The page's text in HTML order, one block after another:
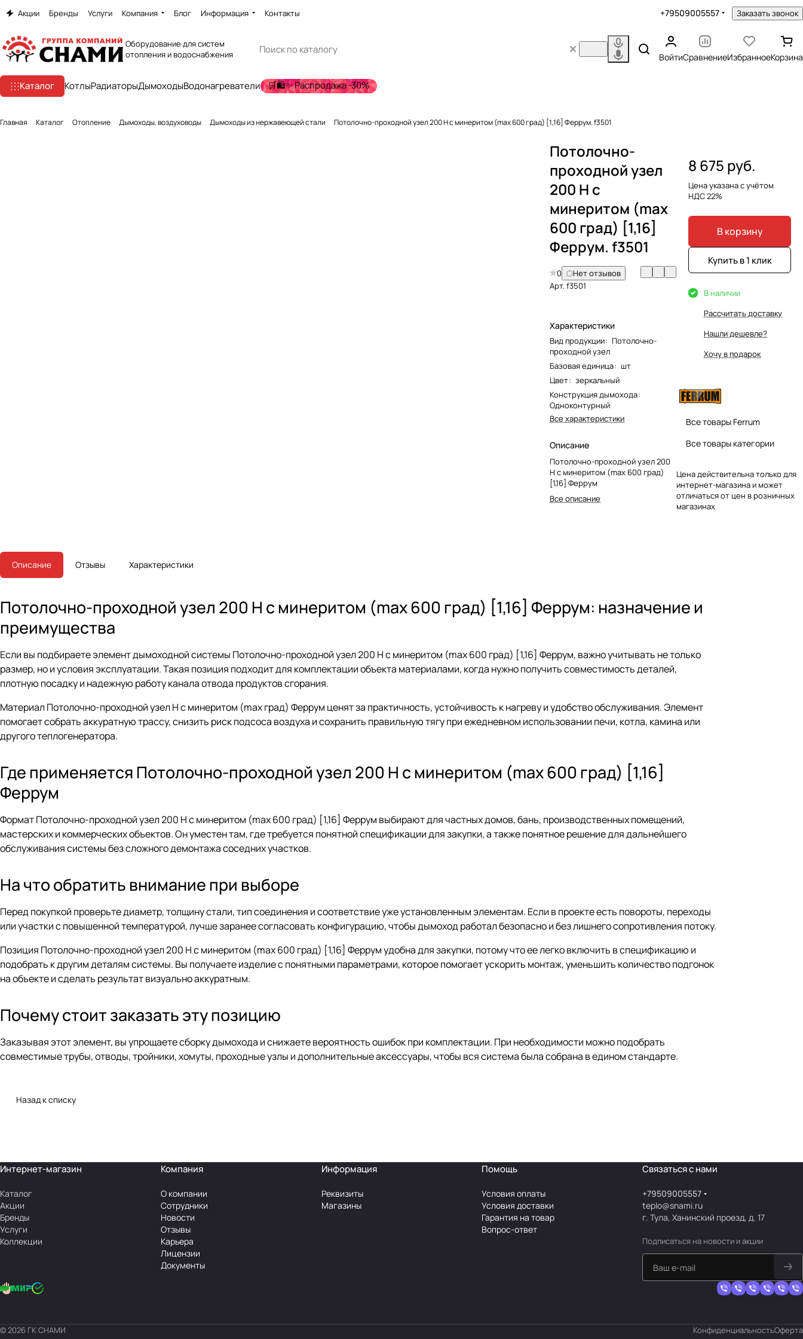
Акции Бренды Услуги Компания Блог Информация Контакты +79509005557 Заказать звонок
Оборудование для систем
отопления и водоснабжения
ВойтиСравнениеИзбранноеКорзина
Каталог КотлыРадиаторыДымоходыВодонагреватели 🛒🛍️✨ Распродажа -30%
Главная Каталог Отопление Дымоходы, воздуховоды Дымоходы из нержавеющей стали Потолочно-проходной узел 200 Н с минеритом (max 600 град) [1,16] Феррум. f3501
Потолочно-
проходной узел
200 Н с
минеритом (max
600 град) [1,16]
Феррум. f3501
0
Нет отзывов
Арт.f3501
Характеристики
Вид продукции: Потолочно-
проходной узел
Базовая единица: шт
Цвет: зеркальный
Конструкция дымохода:
Одноконтурный
Все характеристики
Описание
Потолочно-проходной узел 200
Н с минеритом (max 600 град)
[1,16] Феррум
Все описание
8 675 руб.
Цена указана с учётом
НДС 22%
В корзину
Купить в 1 клик
В наличии
Рассчитать доставку
Нашли дешевле?
Хочу в подарок
Все товары Ferrum
Все товары категории
Цена действительна только для
интернет-магазина и может
отличаться от цен в розничных
магазинах
Описание Отзывы Характеристики
Потолочно-проходной узел 200 Н с минеритом (max 600 град) [1,16] Феррум: назначение и
преимущества
Если вы подбираете элемент дымоходной системы Потолочно-проходной узел 200 Н с минеритом (max 600 град) [1,16] Феррум, важно учитывать не только
размер, но и условия эксплуатации. Такая позиция подходит для комплектации объекта материалами, когда нужно получить совместимость деталей,
плотную посадку и надежную работу канала отвода продуктов сгорания.
Материал Потолочно-проходной узел Н с минеритом (max град) Феррум ценят за практичность, устойчивость к нагреву и удобство обслуживания. Элемент
помогает собрать аккуратную трассу, снизить риск подсоса воздуха и сохранить правильную тягу при ежедневном использовании печи, котла, камина или
другого теплогенератора.
Где применяется Потолочно-проходной узел 200 Н с минеритом (max 600 град) [1,16]
Феррум
Формат Потолочно-проходной узел 200 Н с минеритом (max 600 град) [1,16] Феррум выбирают для частных домов, бань, производственных помещений,
мастерских и коммерческих объектов. Он уместен там, где требуется понятной спецификации для закупки, а также понятное решение для дальнейшего
обслуживания системы без сложного демонтажа соседних участков.
На что обратить внимание при выборе
Перед покупкой проверьте диаметр, толщину стали, тип соединения и соответствие уже установленным элементам. Если в проекте есть повороты, переходы
или участки с повышенной температурой, лучше заранее согласовать конфигурацию, чтобы дымоход работал безопасно и без лишнего сопротивления потоку.
Позиция Потолочно-проходной узел 200 Н с минеритом (max 600 град) [1,16] Феррум удобна для закупки, потому что ее легко включить в спецификацию и
подобрать к другим деталям системы. Вы получаете изделие с понятными параметрами, которое помогает ускорить монтаж, уменьшить количество подгонок
на объекте и сделать результат визуально аккуратным.
Почему стоит заказать эту позицию
Заказывая этот элемент, вы упрощаете сборку дымохода и снижаете вероятность ошибок при комплектации. При необходимости можно подобрать
совместимые трубы, отводы, тройники, хомуты, проходные узлы и дополнительные аксессуары, чтобы вся система была собрана в едином стандарте.
Назад к списку
Интернет-магазин
Каталог
Акции
Бренды
Услуги
Коллекции
Компания
О компании
Сотрудники
Новости
Отзывы
Карьера
Лицензии
Документы
Информация
Реквизиты
Магазины
Помощь
Условия оплаты
Условия доставки
Гарантия на товар
Вопрос-ответ
Связаться с нами
+79509005557
teplo@snami.ru
г. Тула, Ханинский проезд, д. 17
Подписаться на новости и акции
© 2026 ГК СНАМИ КонфиденциальностьОферта